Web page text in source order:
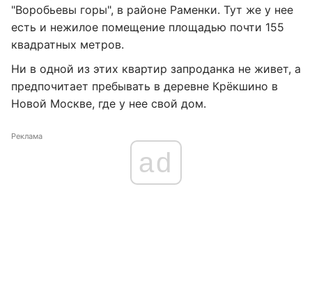
"Воробьевы горы", в районе Раменки. Тут же у нее
есть и нежилое помещение площадью почти 155
квадратных метров.
Ни в одной из этих квартир запроданка не живет, а
предпочитает пребывать в деревне Крёкшино в
Новой Москве, где у нее свой дом.
Реклама
ad